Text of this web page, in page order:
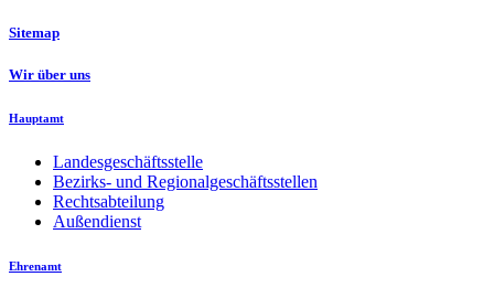
Sitemap
Wir über uns
Hauptamt
Landesgeschäftsstelle
Bezirks- und Regionalgeschäftsstellen
Rechtsabteilung
Außendienst
Ehrenamt